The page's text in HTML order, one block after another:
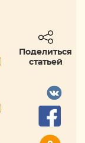
Поделиться
статьей